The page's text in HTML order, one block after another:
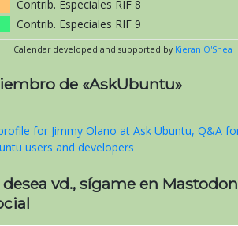
Contrib. Especiales RIF 8
Contrib. Especiales RIF 9
Calendar developed and supported by Kieran O'Shea
de «AskUbuntu»
desea vd., sígame en Mastodon